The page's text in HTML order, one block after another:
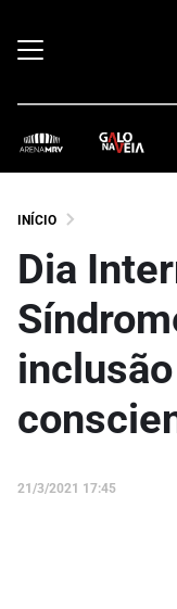
INÍCIO
Dia
21/3/2021 17:45